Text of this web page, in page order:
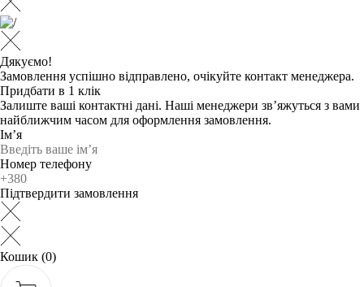
Дякуємо!
Замовлення успішно відправлено, очікуйте контакт менеджера.
Придбати в 1 клік
Залиште ваші контактні дані. Наші менеджери зв’яжуться з вами
найближчим часом для оформлення замовлення.
Ім’я
Номер телефону
Підтвердити замовлення
Кошик (0)